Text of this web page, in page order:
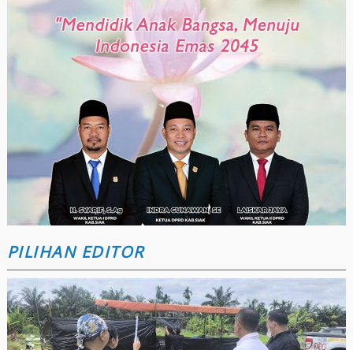
PILIHAN EDITOR